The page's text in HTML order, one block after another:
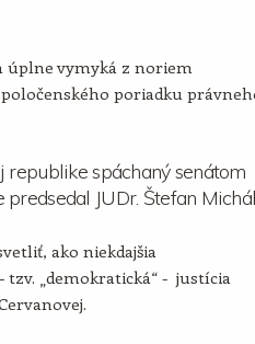
úplne vymyká z noriem
poriadku
republike spáchaný senátom
JUDr. Štefan
ako niekdajšia
tzv. „demokratická“ - justícia